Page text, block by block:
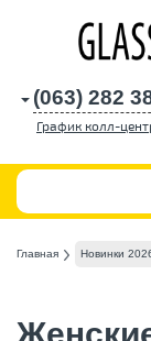
(063) 282
График колл-
Главная Новинки